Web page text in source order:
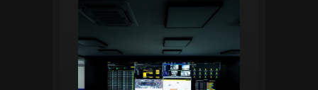
planejadas. Utilizando um videowall
central e sistemas de convergência
informações operacionais,
identificando gargalos, não
conformidades e oportunidades de
melhoria.